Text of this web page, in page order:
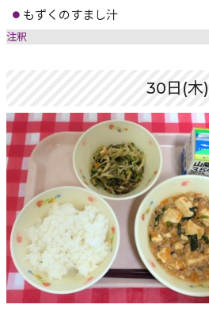
もずくのすまし汁
注釈
30日(木)